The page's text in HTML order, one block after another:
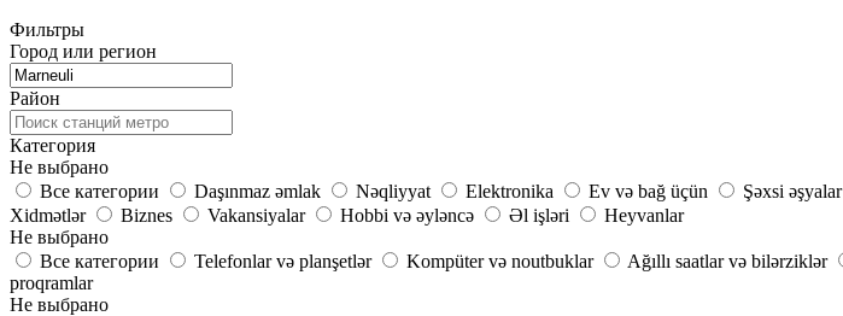
Фильтры
Город или регион
Район
Категория
Не выбрано
Все категории
Daşınmaz əmlak Nəqliyyat Elektronika Ev və bağ üçün Şəxsi əşyalar
Xidmətlər
Biznes Vakansiyalar Hobbi və əyləncə Əl işləri
Heyvanlar
Не выбрано
Все категории
Telefonlar və planşetlər Kompüter və noutbuklar Ağıllı saatlar və bilərziklər
proqramlar
Не выбрано